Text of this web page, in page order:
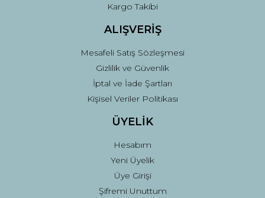
Gönder
Kargo Takibi
ALIŞVERİŞ
Mesafeli Satış Sözleşmesi
Gizlilik ve Güvenlik
İptal ve İade Şartları
Kişisel Veriler Politikası
ÜYELİK
Hesabım
Yeni Üyelik
Üye Girişi
Şifremi Unuttum